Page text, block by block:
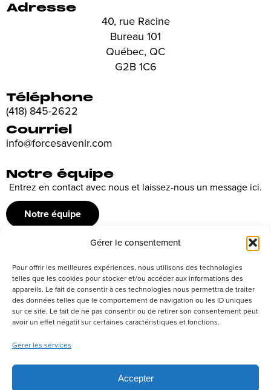
Gérer le consentement
Pour offrir les meilleures expériences, nous utilisons des technologies
telles que les cookies pour stocker et/ou accéder aux informations des
appareils. Le fait de consentir à ces technologies nous permettra de traiter
des données telles que le comportement de navigation ou les ID uniques
sur ce site. Le fait de ne pas consentir ou de retirer son consentement peut
avoir un effet négatif sur certaines caractéristiques et fonctions.
Gérer les services
Accepter
Adresse
40, rue Racine
Bureau 101
Québec, QC
G2B 1C6
Téléphone
(418) 845-2622
Courriel
info@forcesavenir.com
Notre équipe
Entrez en contact avec nous et laissez-nous un message ici.
Notre équipe
Recrutement
Découvrez nos offres d’emploi ou envoyez votre candidature
spontanée
Postuler